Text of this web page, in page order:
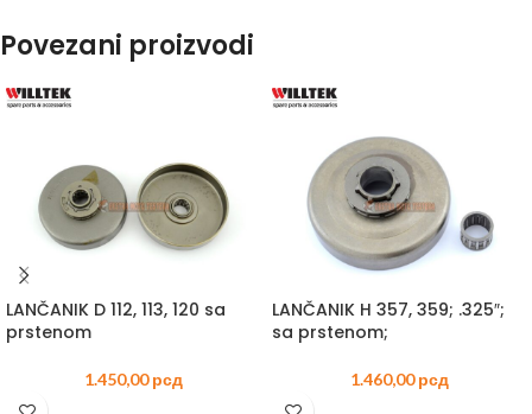
Povezani proizvodi
LANČANIK D 112, 113, 120 sa
prstenom
1.450,00рсд
LANČANIK H 357, 359; .325″;
sa prstenom;
1.460,00рсд